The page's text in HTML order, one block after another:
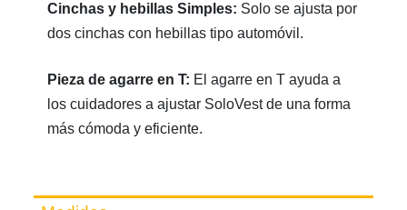
Cinchas y hebillas Simples: Solo se ajusta por
dos cinchas con hebillas tipo automóvil.
Pieza de agarre en T: El agarre en T ayuda a
los cuidadores a ajustar SoloVest de una forma
más cómoda y eficiente.